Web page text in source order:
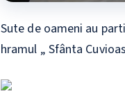
Sute de oameni au
hramul „ Sfânta